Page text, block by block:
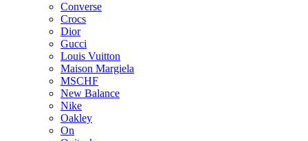
Converse
Crocs
Dior
Gucci
Louis Vuitton
Maison Margiela
MSCHF
New Balance
Nike
Oakley
On